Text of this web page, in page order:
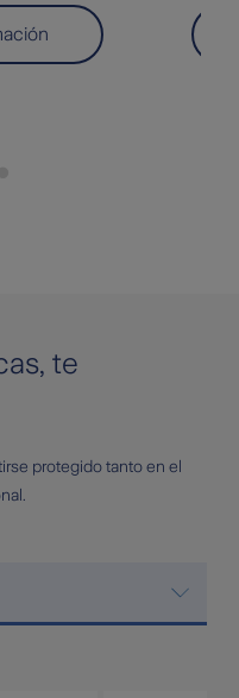
te
protegido tanto en el